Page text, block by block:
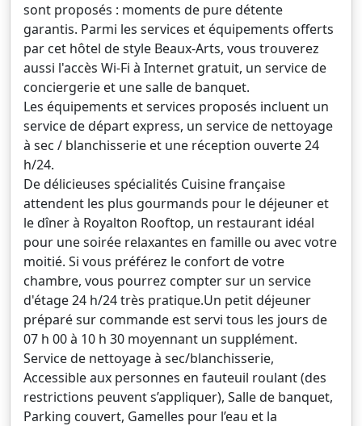
sont proposés : moments de pure détente
garantis. Parmi les services et équipements offerts
par cet hôtel de style Beaux-Arts, vous trouverez
aussi l'accès Wi-Fi à Internet gratuit, un service de
conciergerie et une salle de banquet.
Les équipements et services proposés incluent un
service de départ express, un service de nettoyage
à sec / blanchisserie et une réception ouverte 24
h/24.
De délicieuses spécialités Cuisine française
attendent les plus gourmands pour le déjeuner et
le dîner à Royalton Rooftop, un restaurant idéal
pour une soirée relaxantes en famille ou avec votre
moitié. Si vous préférez le confort de votre
chambre, vous pourrez compter sur un service
d'étage 24 h/24 très pratique.Un petit déjeuner
préparé sur commande est servi tous les jours de
07 h 00 à 10 h 30 moyennant un supplément.
Service de nettoyage à sec/blanchisserie,
Accessible aux personnes en fauteuil roulant (des
restrictions peuvent s’appliquer), Salle de banquet,
Parking couvert, Gamelles pour l’eau et la